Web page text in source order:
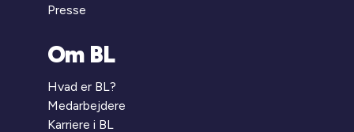
Presse
Om BL
Hvad er BL?
Medarbejdere
Karriere i BL